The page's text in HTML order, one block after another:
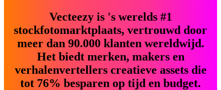
Vecteezy is 's werelds #1
stockfotomarktplaats, vertrouwd door
meer dan 90.000 klanten wereldwijd.
Het biedt merken, makers en
verhalenvertellers creatieve assets die
tot 76% besparen op tijd en budget.